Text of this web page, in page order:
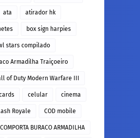
ata atirador hk
box sign harpies
stars compilado
Armadilha Traiçoeiro
of Duty Modern Warfare III
celular cinema
Royale COD mobile
COMPORTA BURACO ARMADILHA